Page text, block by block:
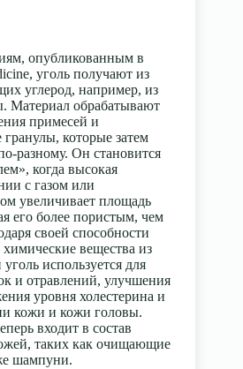
опубликованным в
, уголь получают из
углерод, например, из
Материал обрабатывают
примесей и
которые затем
разному. Он становится
когда высокая
с газом или
увеличивает площадь
его более пористым, чем
своей способности
вещества из
используется для
и отравлений, улучшения
уровня холестерина и
кожи и кожи головы.
входит в состав
таких как очищающие
шампуни.